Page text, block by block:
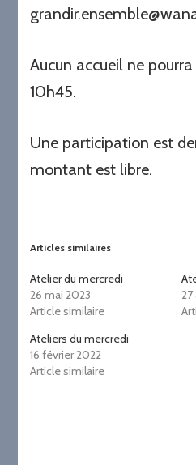
Aucun accueil ne
10h45.
Une participation est
montant est libre.
Articles similaires
Atelier du mercredi
26 mai 2023
Article similaire
27
Ateliers du mercredi
16 février 2022
Article similaire